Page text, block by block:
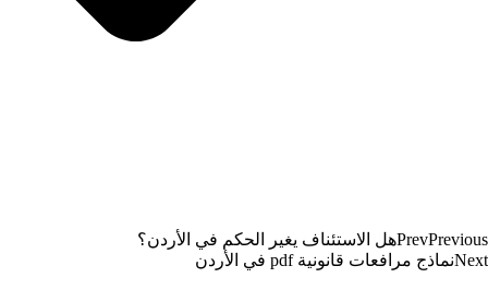
PrevPrevious
هل الاستئناف يغير الحكم في الأردن؟
Nextنماذج مرافعات قانونية pdf في الأردن